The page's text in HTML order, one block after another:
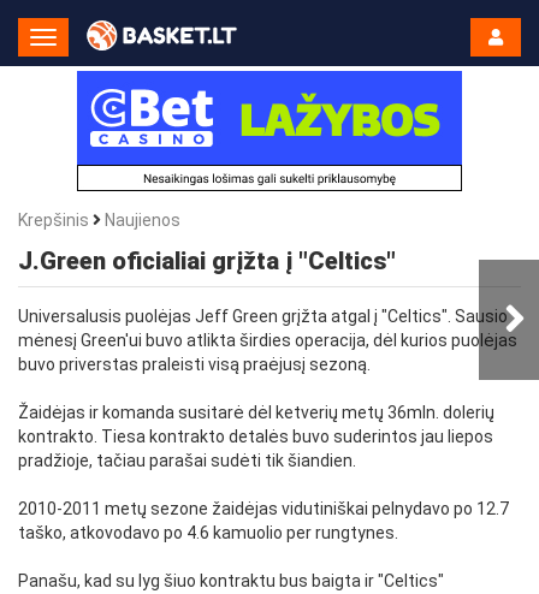
Toggle
Navigation
Krepšinis Naujienos
J.Green oficialiai grįžta į "Celtics"
Universalusis puolėjas Jeff Green grįžta atgal į "Celtics". Sausio
mėnesį Green'ui buvo atlikta širdies operacija, dėl kurios puolėjas
buvo priverstas praleisti visą praėjusį sezoną.
Žaidėjas ir komanda susitarė dėl ketverių metų 36mln. dolerių
kontrakto. Tiesa kontrakto detalės buvo suderintos jau liepos
pradžioje, tačiau parašai sudėti tik šiandien.
2010-2011 metų sezone žaidėjas vidutiniškai pelnydavo po 12.7
taško, atkovodavo po 4.6 kamuolio per rungtynes.
Panašu, kad su lyg šiuo kontraktu bus baigta ir "Celtics"